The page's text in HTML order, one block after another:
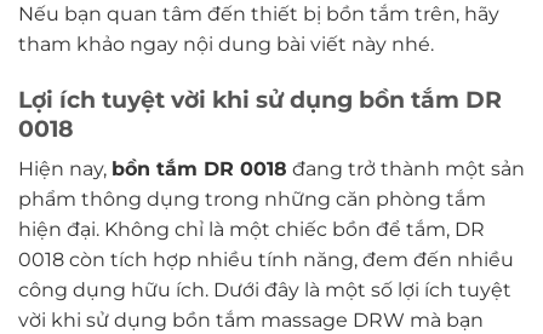
Nếu bạn quan tâm đến thiết bị bồn tắm trên, hãy
tham khảo ngay nội dung bài viết này nhé.
Lợi ích tuyệt vời khi sử dụng bồn tắm DR
0018
Hiện nay, bồn tắm DR 0018 đang trở thành một sản
phẩm thông dụng trong những căn phòng tắm
hiện đại. Không chỉ là một chiếc bồn để tắm, DR
0018 còn tích hợp nhiều tính năng, đem đến nhiều
công dụng hữu ích. Dưới đây là một số lợi ích tuyệt
vời khi sử dụng bồn tắm massage DRW mà bạn